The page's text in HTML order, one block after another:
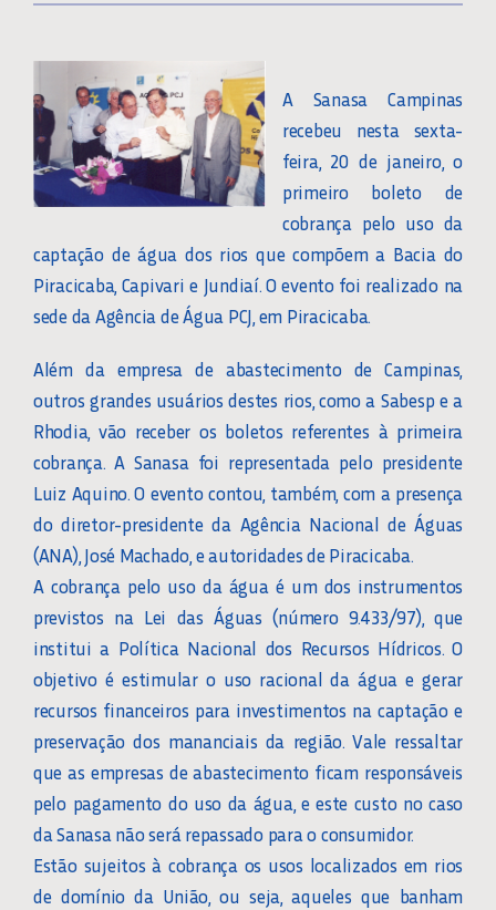
A Sanasa Campinas
recebeu nesta sexta-
feira, 20 de janeiro, o
primeiro boleto de
cobrança pelo uso da
captação de água dos rios que compõem a Bacia do
Piracicaba, Capivari e Jundiaí. O evento foi realizado na
sede da Agência de Água PCJ, em Piracicaba.
Além da empresa de abastecimento de Campinas,
outros grandes usuários destes rios, como a Sabesp e a
Rhodia, vão receber os boletos referentes à primeira
cobrança. A Sanasa foi representada pelo presidente
Luiz Aquino. O evento contou, também, com a presença
do diretor-presidente da Agência Nacional de Águas
(ANA), José Machado, e autoridades de Piracicaba.
A cobrança pelo uso da água é um dos instrumentos
previstos na Lei das Águas (número 9.433/97), que
institui a Política Nacional dos Recursos Hídricos. O
objetivo é estimular o uso racional da água e gerar
recursos financeiros para investimentos na captação e
preservação dos mananciais da região. Vale ressaltar
que as empresas de abastecimento ficam responsáveis
pelo pagamento do uso da água, e este custo no caso
da Sanasa não será repassado para o consumidor.
Estão sujeitos à cobrança os usos localizados em rios
de domínio da União, ou seja, aqueles que banham